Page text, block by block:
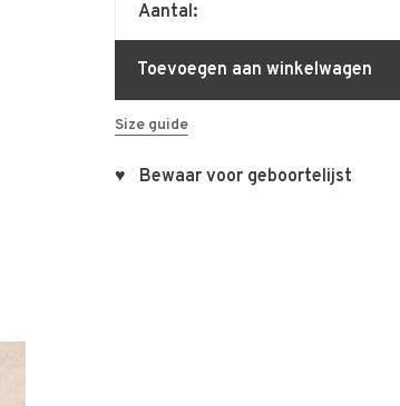
Aantal:
Toevoegen aan winkelwagen
Size guide
♥ Bewaar voor geboortelijst